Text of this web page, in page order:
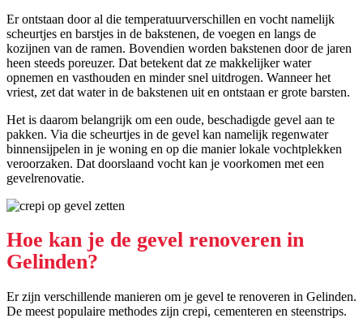
Er ontstaan door al die temperatuurverschillen en vocht namelijk
scheurtjes en barstjes in de bakstenen, de voegen en langs de
kozijnen van de ramen. Bovendien worden bakstenen door de jaren
heen steeds poreuzer. Dat betekent dat ze makkelijker water
opnemen en vasthouden en minder snel uitdrogen. Wanneer het
vriest, zet dat water in de bakstenen uit en ontstaan er grote barsten.
Het is daarom belangrijk om een oude, beschadigde gevel aan te
pakken. Via die scheurtjes in de gevel kan namelijk regenwater
binnensijpelen in je woning en op die manier lokale vochtplekken
veroorzaken. Dat doorslaand vocht kan je voorkomen met een
gevelrenovatie.
Hoe kan je de gevel renoveren in
Gelinden?
Er zijn verschillende manieren om je gevel te renoveren in Gelinden.
De meest populaire methodes zijn crepi, cementeren en steenstrips.